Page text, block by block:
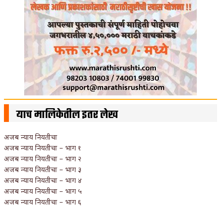
याच मालिकेतील इतर लेख
अजब न्याय नियतीचा
अजब न्याय नियतीचा – भाग १
अजब न्याय नियतीचा – भाग २
अजब न्याय नियतीचा – भाग ३
अजब न्याय नियतीचा – भाग ४
अजब न्याय नियतीचा – भाग ५
अजब न्याय नियतीचा – भाग ६